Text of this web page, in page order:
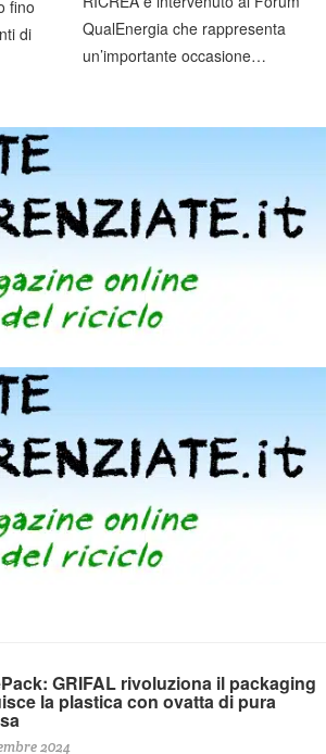
fino
di
QualEnergia che rappresenta
un’importante occasione…
GRIFAL rivoluziona il packaging
la plastica con ovatta di pura
2024